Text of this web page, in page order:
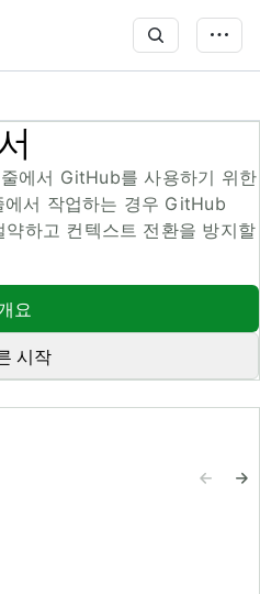
에서 GitHub를 사용하기 위한
서 작업하는 경우 GitHub
하고 컨텍스트 전환을 방지할
요
시작